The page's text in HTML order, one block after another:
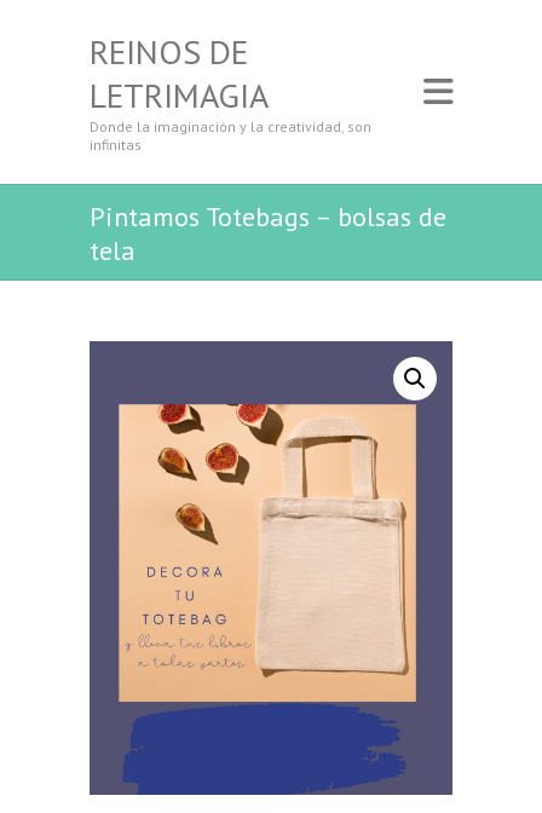
REINOS DE
LETRIMAGIA
Donde la imaginación y la creatividad, son
infinitas
Pintamos Totebags – bolsas de
tela